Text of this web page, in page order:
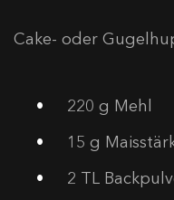
Cake- oder
220 g Mehl
15 g
2 TL